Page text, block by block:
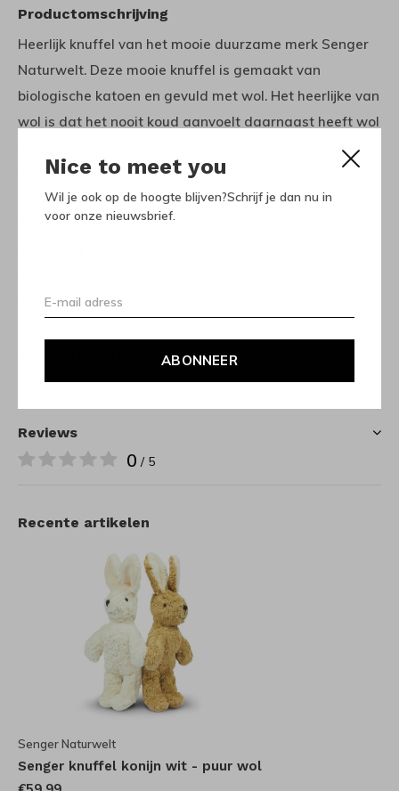
Nice to meet you
Wil je ook op de hoogte blijven?Schrijf je dan nu in
voor onze nieuwsbrief.
ABONNEER
Productomschrijving
Heerlijk knuffel van het mooie duurzame merk Senger
Naturwelt. Deze mooie knuffel is gemaakt van
biologische katoen en gevuld met wol. Het heerlijke van
wol is dat het nooit koud aanvoelt daarnaast heeft wol
luchtwegen.
Specificaties
Kleur
Luchten in vochtige ruimte
Reviews
0 / 5
Recente artikelen
Senger Naturwelt
Senger knuffel konijn wit - puur wol